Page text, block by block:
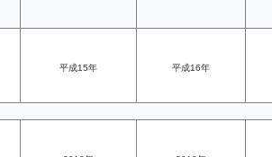
平成15年 平成16年